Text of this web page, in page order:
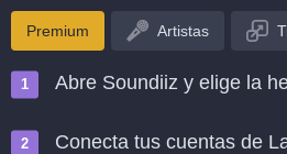
Premium Artistas
Abre Soundiiz y elige la
Conecta tus cuentas de